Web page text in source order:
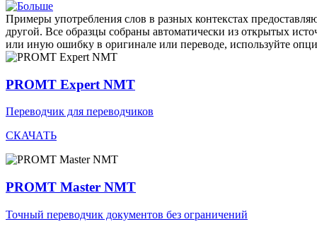
Примеры употребления слов в разных контекстах
другой. Все образцы собраны автоматически из открытых
или иную ошибку в оригинале или переводе, используйте
PROMT Expert NMT
Переводчик для переводчиков
СКАЧАТЬ
PROMT Master NMT
Точный переводчик документов без ограничений